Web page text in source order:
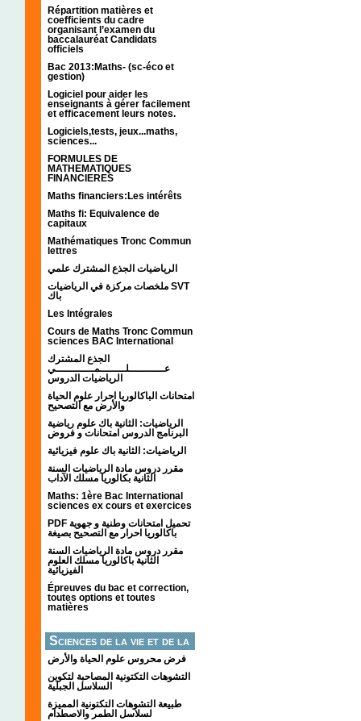
Répartition matières et
coefficients du cadre
organisant l’examen du
baccalauréat Candidats
officiels
Bac 2013:Maths- (sc-éco et
gestion)
Logiciel pour aider les
enseignants à gérer facilement
et efficacement leurs notes.
Logiciels,tests, jeux...maths,
sciences...
FORMULES DE
MATHEMATIQUES
FINANCIERES
Maths financiers:Les intérêts
Maths fi: Equivalence de
capitaux
Mathématiques Tronc Commun
lettres
الرياضيات الجذع المشترك علمي
ملخصات مركزة في الرياضيات SVT
باك
Les Intégrales
Cours de Maths Tronc Commun
sciences BAC International
الجذع المشترك
عـــــــــــلــــــــمــــــــــــي
الرياضيات الدروس
امتحانات الباكالوريا احرار علوم الحياة
والأرض مع التصحيح
الرياضيات: الثانية باك علوم رياضية
البرنامج الدروس امتحانات و فروض
الرياضيات: الثانية باك علوم فيزيائية
مقرر دروس مادة الرياضيات السنة
الثانية بكالوريا مسلك الآداب
Maths: 1ère Bac International
sciences ex cours et exercices
PDF تحميل امتحانات وطنية و جهوية
باكالوريا احرار مع التصحيح بصيغة
مقرر دروس مادة الرياضيات السنة
الثانية باكالوريا مسلك العلوم
الفيزيائية
Épreuves du bac et correction,
toutes options et toutes
matières
Sciences de la vie et de la
terre
فرض محروس علوم الحياة والأرض
التشوهات التكتونیة المصاحبة لتكوین
السلاسل الجبلیة
طبيعة التشوهات التكتونية المميزة
لسلاسل الطمر والاصطدام